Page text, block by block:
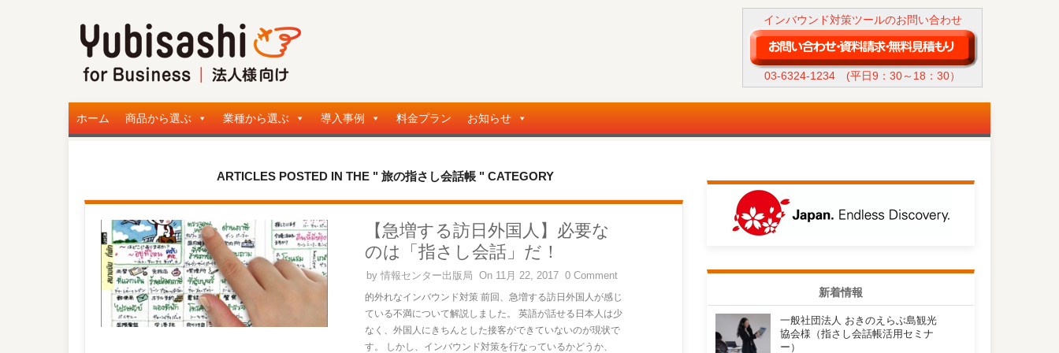
インバウンド対策ツールのお問い合わせ
03-6324-1234 (平日9：30～18：30）
ホーム 商品から選ぶ 業種から選ぶ 導入事例 料金プラン お知らせ
ARTICLES POSTED IN THE " 旅の指さし会話帳 " CATEGORY
【急増する訪日外国人】必要な
のは「指さし会話」だ！
by 情報センター出版局 On 11月 22, 2017 0 Comment
的外れなインバウンド対策 前回、急増する訪日外国人が感じ
ている不満について解説しました。 英語が話せる日本人は少
なく、外国人にきちんとした接客ができていないのが現状で
す。 しかし、インバウンド対策を行なっているかどうか、
新着情報
一般社団法人 おきのえらぶ島観光
協会様（指さし会話帳活用セミナ
ー）